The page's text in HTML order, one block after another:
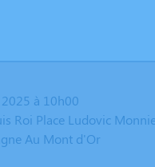
2025 à 10h00
Roi Place Ludovic
Au Mont d'Or